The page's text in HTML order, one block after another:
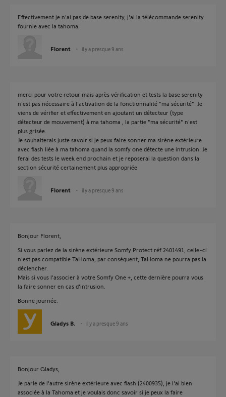
Effectivement je n'ai pas de base serenity, j'ai la télécommande serenity
fournie avec la tahoma.
Florent il y a presque 9 ans
merci pour votre retour mais après vérification et tests la base serenity
n'est pas nécessaire à l'activation de la fonctionnalité "ma sécurité". Je
viens de vérifier et effectivement en ajoutant un détecteur (type
détecteur de mouvement) à ma tahoma , la partie "ma sécurité" n'est
plus grisée.
Je souhaiterais juste savoir si je peux faire sonner ma sirène extérieure
avec flash liée à ma tahoma quand la somfy one détecte une intrusion. Je
ferai des tests le week end prochain et je reposerai la question dans la
section sécurité certainement plus appropriée
Florent il y a presque 9 ans
Bonjour Florent,
Si vous parlez de la sirène extérieure Somfy Protect réf 2401491, celle-ci
n'est pas compatible TaHoma, par conséquent, TaHoma ne pourra pas la
déclencher.
Mais si vous l'associer à votre Somfy One +, cette dernière pourra vous
la faire sonner en cas d'intrusion.
Bonne journée.
Gladys B. il y a presque 9 ans
Bonjour Gladys,
Je parle de l'autre sirène extérieure avec flash (2400935), je l'ai bien
associée à la Tahoma et je voulais donc savoir si je peux la faire